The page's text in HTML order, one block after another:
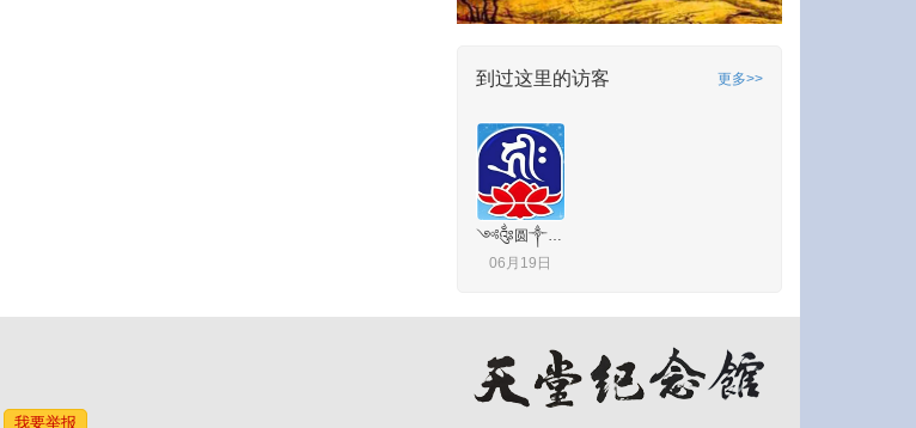
到过这里的访客 更多>>
༺༂圆༒磊༂༻
06月19日
我要举报